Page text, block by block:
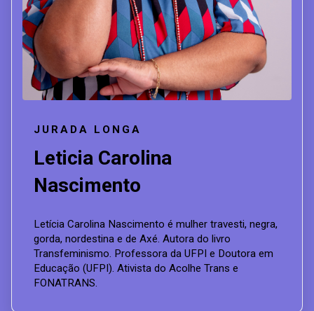
JURADA LONGA
Leticia Carolina
Nascimento
Letícia Carolina Nascimento é mulher travesti, negra,
gorda, nordestina e de Axé. Autora do livro
Transfeminismo. Professora da UFPI e Doutora em
Educação (UFPI). Ativista do Acolhe Trans e
FONATRANS.